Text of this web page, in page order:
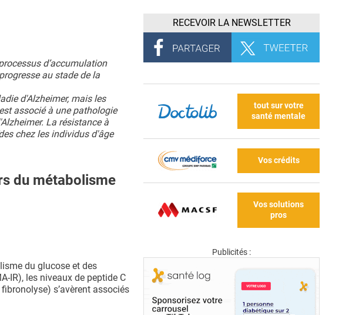
d’accumulation
au stade de la
d'Alzheimer, mais les
associé à une pathologie
La résistance à
chez les individus d'âge
du métabolisme
du glucose et des
IR), les niveaux de peptide C
s’avèrent associés
RECEVOIR LA NEWSLETTER
tout sur votre
santé mentale
Vos crédits
Vos solutions
pros
Publicités :